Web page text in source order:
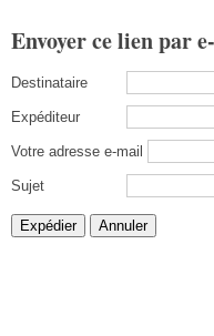
Envoyer ce lien par
Destinataire
Expéditeur
Votre adresse e-mail
Sujet
Expédier Annuler